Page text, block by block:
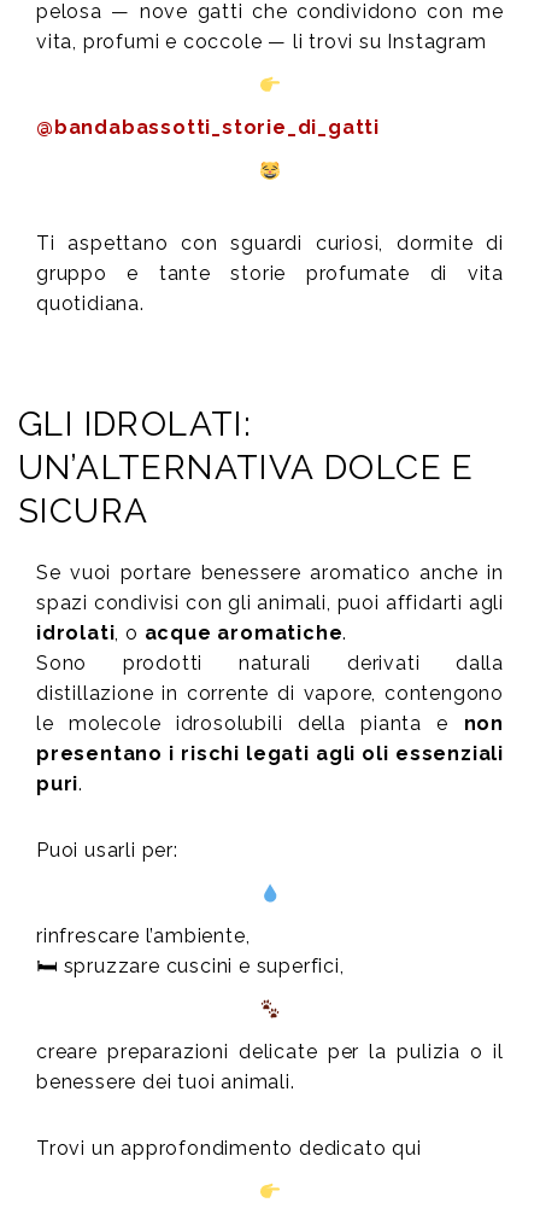
pelosa — nove gatti che condividono con me
vita, profumi e coccole — li trovi su Instagram
@bandabassotti_storie_di_gatti
Ti aspettano con sguardi curiosi, dormite di
gruppo e tante storie profumate di vita
quotidiana.
GLI IDROLATI:
UN’ALTERNATIVA DOLCE E
SICURA
Se vuoi portare benessere aromatico anche in
spazi condivisi con gli animali, puoi affidarti agli
idrolati , o acque aromatiche.
Sono prodotti naturali derivati dalla
distillazione in corrente di vapore, contengono
le molecole idrosolubili della pianta e non
presentano i rischi legati agli oli essenziali
puri.
Puoi usarli per:
rinfrescare l’ambiente,
🛏 spruzzare cuscini e superfici,
creare preparazioni delicate per la pulizia o il
benessere dei tuoi animali.
Trovi un approfondimento dedicato qui